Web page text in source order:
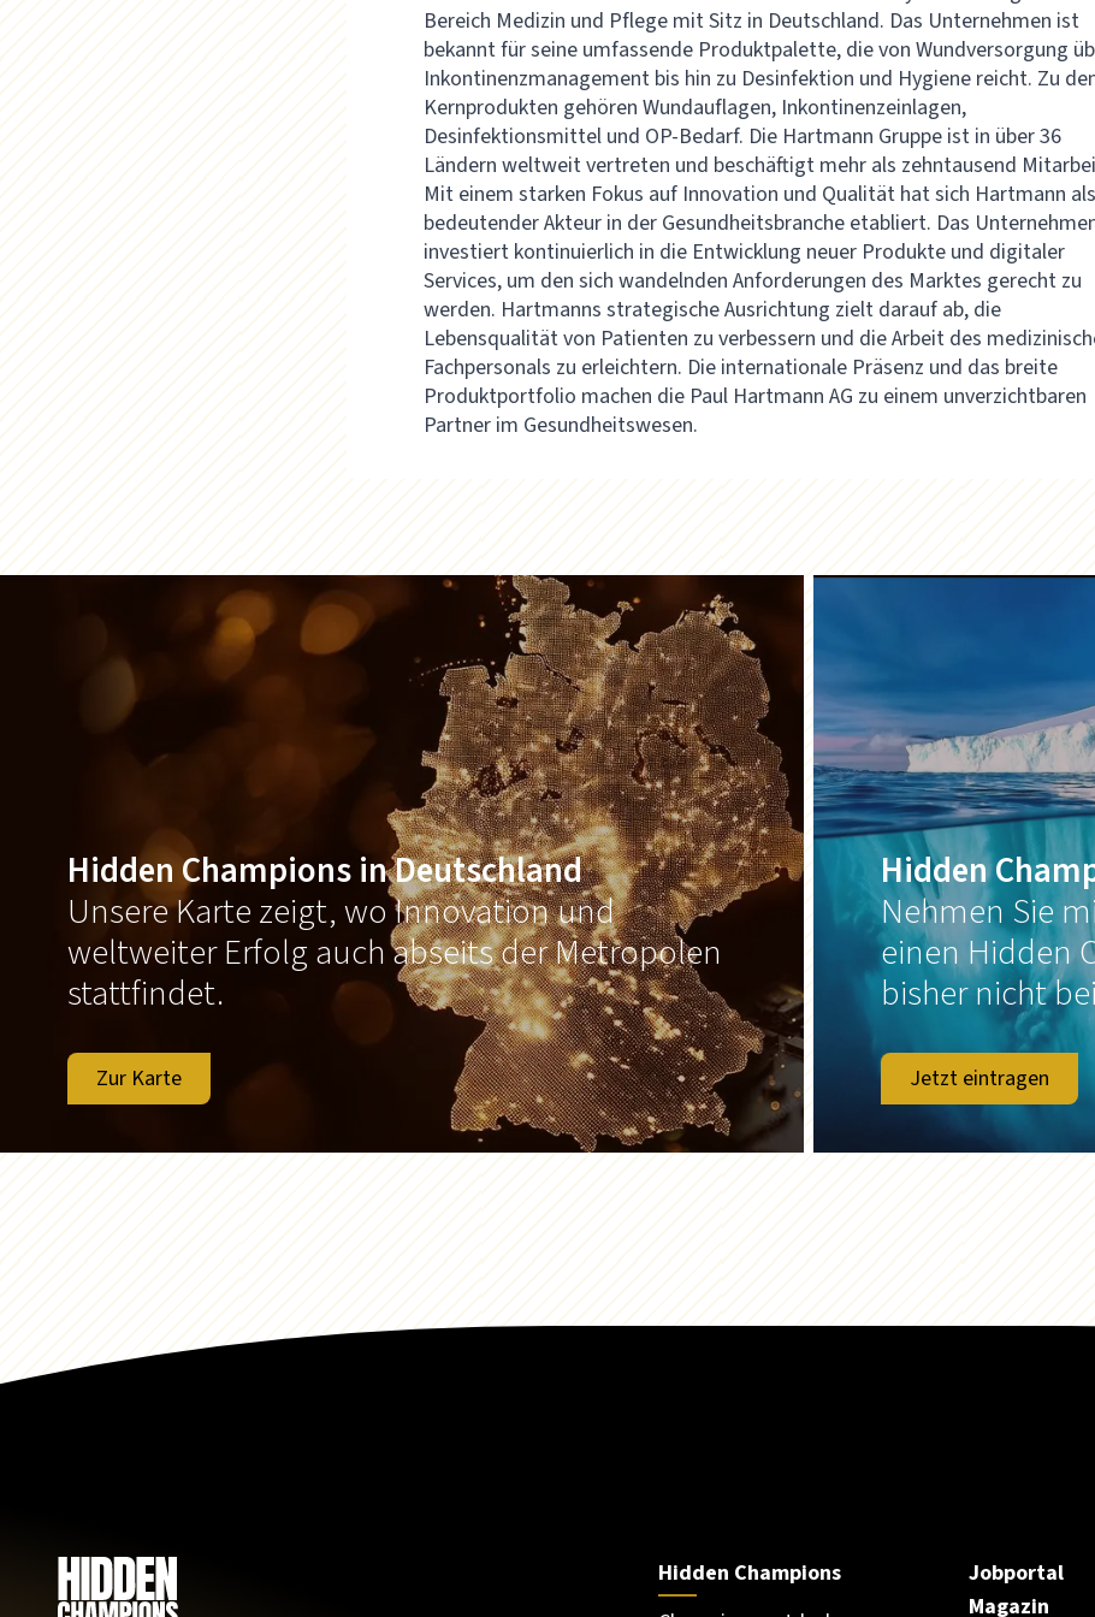
Bereich Medizin und Pflege mit Sitz in Deutschland. Das Unternehmen ist
bekannt für seine umfassende Produktpalette, die von Wundversorgung
Inkontinenzmanagement bis hin zu Desinfektion und Hygiene reicht. Zu
Kernprodukten gehören Wundauflagen, Inkontinenzeinlagen,
Desinfektionsmittel und OP-Bedarf. Die Hartmann Gruppe ist in über 36
Ländern weltweit vertreten und beschäftigt mehr als zehntausend
Mit einem starken Fokus auf Innovation und Qualität hat sich Hartmann
bedeutender Akteur in der Gesundheitsbranche etabliert. Das
investiert kontinuierlich in die Entwicklung neuer Produkte und digitaler
Services, um den sich wandelnden Anforderungen des Marktes gerecht zu
werden. Hartmanns strategische Ausrichtung zielt darauf ab, die
Lebensqualität von Patienten zu verbessern und die Arbeit des
Fachpersonals zu erleichtern. Die internationale Präsenz und das breite
Produktportfolio machen die Paul Hartmann AG zu einem unverzichtbaren
Partner im Gesundheitswesen.
Hidden Champions in Deutschland
Unsere Karte zeigt, wo Innovation und
weltweiter Erfolg auch abseits der Metropolen
stattfindet.
Zur Karte
Hidden
Nehmen Sie
einen Hidden
bisher nicht
Jetzt eintragen
Hidden Champions
Jobportal
Magazin